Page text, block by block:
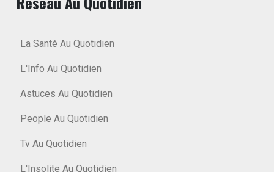
La Santé Au Quotidien
L'Info Au Quotidien
Astuces Au Quotidien
People Au Quotidien
Tv Au Quotidien
L'Insolite Au Quotidien